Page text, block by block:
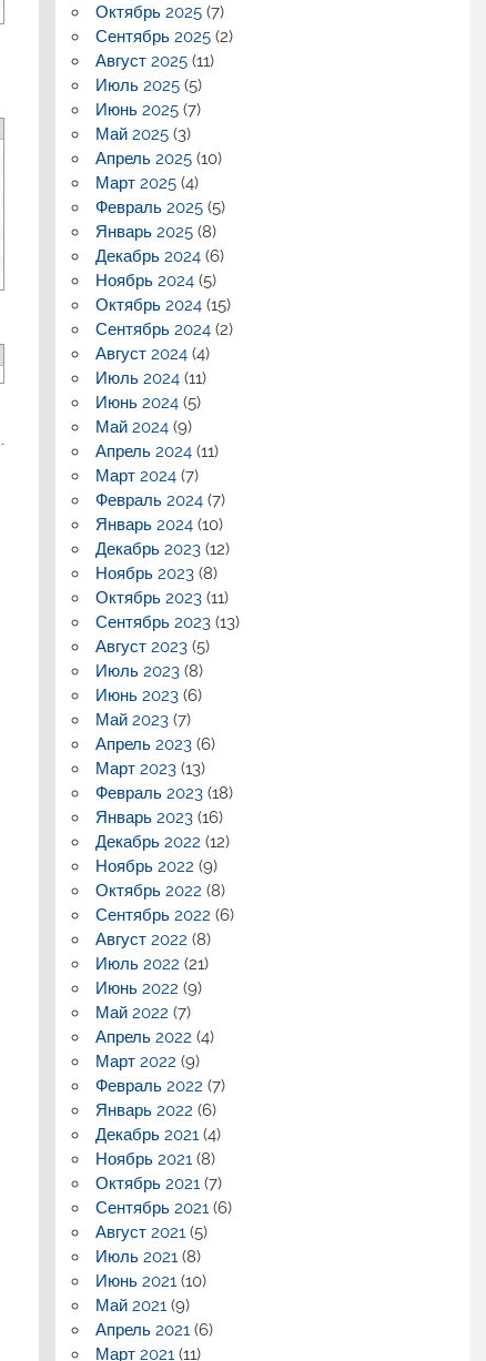
Октябрь 2025 (7)
Сентябрь 2025 (2)
Август 2025 (11)
Июль 2025 (5)
Июнь 2025 (7)
Май 2025 (3)
Апрель 2025 (10)
Март 2025 (4)
Февраль 2025 (5)
Январь 2025 (8)
Декабрь 2024 (6)
Ноябрь 2024 (5)
Октябрь 2024 (15)
Сентябрь 2024 (2)
Август 2024 (4)
Июль 2024 (11)
Июнь 2024 (5)
Май 2024 (9)
Апрель 2024 (11)
Март 2024 (7)
Февраль 2024 (7)
Январь 2024 (10)
Декабрь 2023 (12)
Ноябрь 2023 (8)
Октябрь 2023 (11)
Сентябрь 2023 (13)
Август 2023 (5)
Июль 2023 (8)
Июнь 2023 (6)
Май 2023 (7)
Апрель 2023 (6)
Март 2023 (13)
Февраль 2023 (18)
Январь 2023 (16)
Декабрь 2022 (12)
Ноябрь 2022 (9)
Октябрь 2022 (8)
Сентябрь 2022 (6)
Август 2022 (8)
Июль 2022 (21)
Июнь 2022 (9)
Май 2022 (7)
Апрель 2022 (4)
Март 2022 (9)
Февраль 2022 (7)
Январь 2022 (6)
Декабрь 2021 (4)
Ноябрь 2021 (8)
Октябрь 2021 (7)
Сентябрь 2021 (6)
Август 2021 (5)
Июль 2021 (8)
Июнь 2021 (10)
Май 2021 (9)
Апрель 2021 (6)
Март 2021 (11)